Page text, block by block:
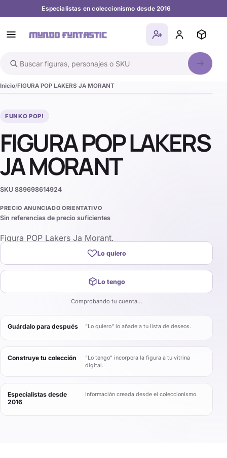
Especialistas en coleccionismo desde 2016
Buscar en el catálogo
Inicio FIGURA POP LAKERS JA MORANT
FUNKO POP!
FIGURA POP LAKERS
JA MORANT
SKU 889698614924
PRECIO ANUNCIADO ORIENTATIVO
Sin referencias de precio suficientes
Figura POP Lakers Ja Morant.
Lo quiero
Lo tengo
Comprobando tu cuenta…
Guárdalo para después “Lo quiero” lo añade a tu lista de deseos.
Construye tu colección
“Lo tengo” incorpora la figura a tu vitrina
digital.
Especialistas desde
2016
Información creada desde el coleccionismo.